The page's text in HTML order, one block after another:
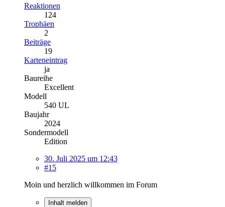
Reaktionen
124
Trophäen
2
Beiträge
19
Karteneintrag
ja
Baureihe
Excellent
Modell
540 UL
Baujahr
2024
Sondermodell
Edition
30. Juli 2025 um 12:43
#15
Moin und herzlich willkommen im Forum
Inhalt melden